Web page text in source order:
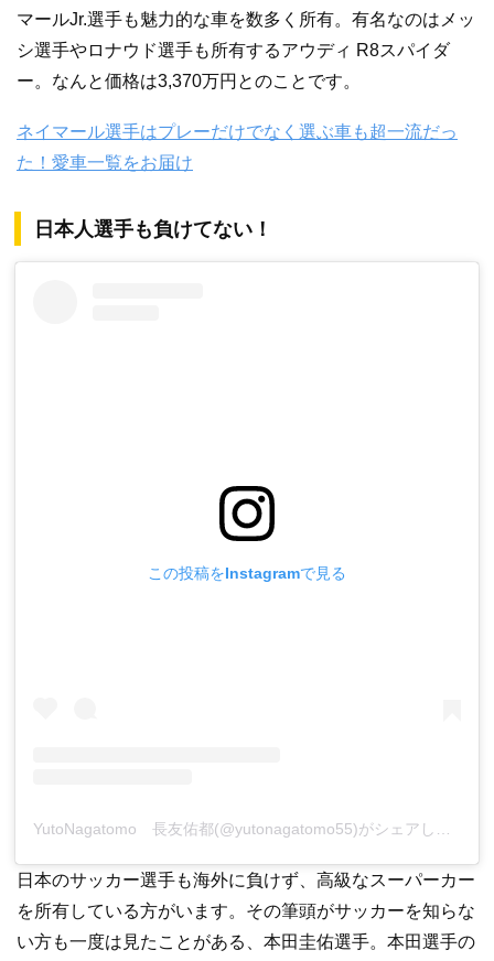
マールJr.選手も魅力的な車を数多く所有。有名なのはメッ
シ選手やロナウド選手も所有するアウディ R8スパイダ
ー。なんと価格は3,370万円とのことです。
ネイマール選手はプレーだけでなく選ぶ車も超一流だっ
た！愛車一覧をお届け
日本人選手も負けてない！
この投稿をInstagramで見る
日本のサッカー選手も海外に負けず、高級なスーパーカー
を所有している方がいます。その筆頭がサッカーを知らな
い方も一度は見たことがある、本田圭佑選手。本田選手の